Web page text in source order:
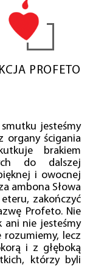
PROFETO
jesteśmy
organy ścigania
brakiem
do dalszej
i owocnej
ambona Słowa
zakończyć
Profeto. Nie
ani nie jesteśmy
lecz
i z głęboką
którzy byli